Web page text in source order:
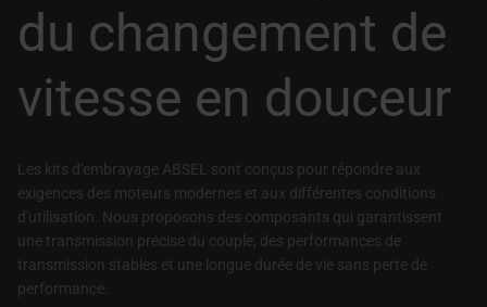
du changement de
vitesse en douceur
Les kits d'embrayage ABSEL sont conçus pour répondre aux
exigences des moteurs modernes et aux différentes conditions
d'utilisation. Nous proposons des composants qui garantissent
une transmission précise du couple, des performances de
transmission stables et une longue durée de vie sans perte de
performance.